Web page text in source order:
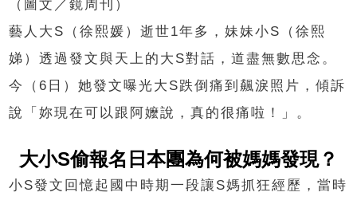
（圖文／鏡周刊）
藝人大S（徐熙媛）逝世1年多，妹妹小S（徐熙
娣）透過發文與天上的大S對話，道盡無數思念。
今（6日）她發文曝光大S跌倒痛到飆淚照片，傾訴
說「妳現在可以跟阿嬤說，真的很痛啦！」。
大小S偷報名日本團為何被媽媽發現？
小S發文回憶起國中時期一段讓S媽抓狂經歷，當時